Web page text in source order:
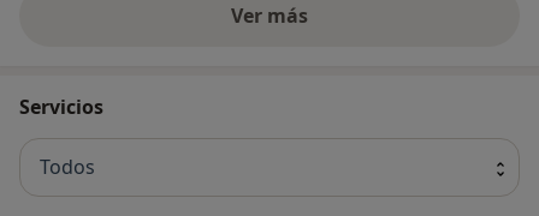
Ver más
Servicios
Todos